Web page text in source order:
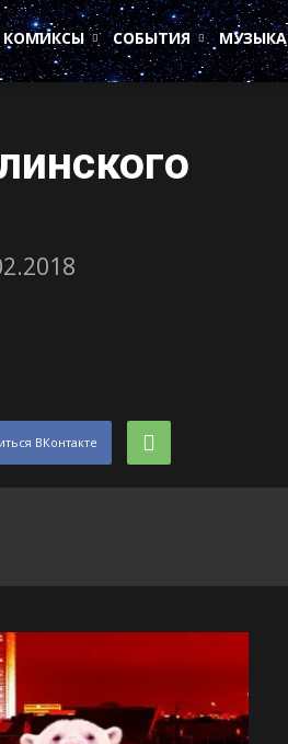
КОМИКСЫ СОБЫТИЯ МУЗЫКА
ВКонтакте